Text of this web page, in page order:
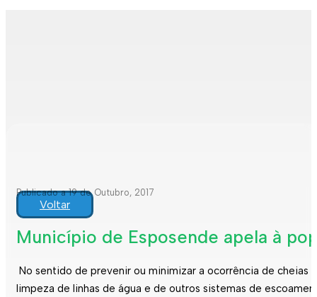
Publicado a 19 de Outubro, 2017
Voltar
Município de Esposende apela à
No sentido de prevenir ou minimizar a ocorrência de cheias
limpeza de linhas de água e de outros sistemas de